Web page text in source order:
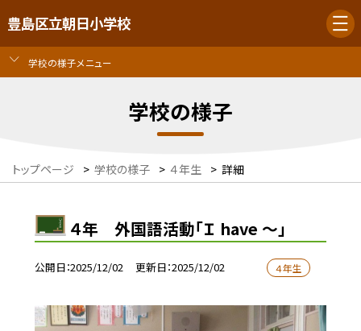
豊島区立朝日小学校
学校の様子メニュー
学校の様子
トップページ > 学校の様子 > ４年生 > 詳細
４年 外国語活動「Ｉ have ～」
公開日 2025/12/02 更新日 2025/12/02 ４年生